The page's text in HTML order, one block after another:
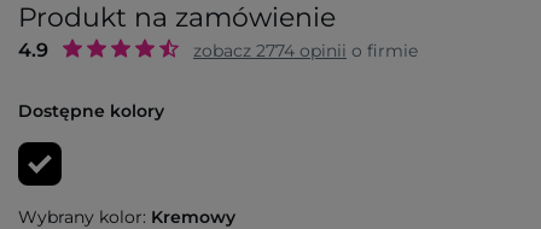
Produkt na zamówienie
4.9 zobacz 2774 opinii o firmie
Dostępne kolory
Wybrany kolor: Kremowy